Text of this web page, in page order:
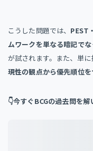
こうした問題では、 PEST
ムワークを単なる暗記で
が試されます。また、単
現性の観点から優先順位
👇今すぐBCGの過去問を